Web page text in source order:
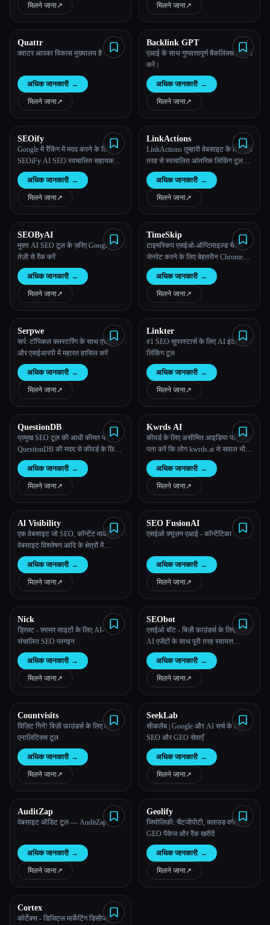
हमारे बारे में
मिलने जाना↗︎ मिलने जाना↗︎
Quattr
क्वाटर आपका विकास मुख्यालय है
अधिक जानकारी →
मिलने जाना↗︎
Backlink GPT
एआई के साथ गुणवत्तापूर्ण बैकलिंक्स उत्पन्न
करें।
अधिक जानकारी →
मिलने जाना↗︎
SEOify
Google में रैंकिंग में मदद करने के लिए
SEOiFy AI SEO स्वचालित सहायक
उपकरण
अधिक जानकारी →
मिलने जाना↗︎
LinkActions
LinkActions तुम्हारी वेबसाइट के लिए पूरी
तरह से स्वचालित आंतरिक लिंकिंग टूल
है।
अधिक जानकारी →
मिलने जाना↗︎
SEOByAI
मुफ़्त AI SEO टूल के ज़रिए Google पर
तेज़ी से रैंक करें
अधिक जानकारी →
मिलने जाना↗︎
TimeSkip
टाइमस्किप एसईओ-ऑप्टिमाइज़्ड चैप्टर
जेनरेट करने के लिए बेहतरीन Chrome
एक्सटेंशन है।
अधिक जानकारी →
मिलने जाना↗︎
Serpwe
सर्प: टॉपिकल क्लस्टरिंग के साथ एसईओ
और एसईआरपी में महारत हासिल करें
अधिक जानकारी →
मिलने जाना↗︎
Linkter
#1 SEO सुपरस्टार्स के लिए AI इंटरनल
लिंकिंग टूल
अधिक जानकारी →
मिलने जाना↗︎
QuestionDB
प्रमुख SEO टूल की आधी कीमत पर
QuestionDB की मदद से कीवर्ड के छिपे
हुए अवसर ढूँढें।
अधिक जानकारी →
मिलने जाना↗︎
Kwrds AI
कीवर्ड के लिए असीमित आइडिया पाएं और
पता करें कि लोग kwrds.ai से सवाल भी
पूछते हैं
अधिक जानकारी →
मिलने जाना↗︎
Al Visibility
एक वेबसाइट जो SEO, कॉन्टेंट मार्केटिंग,
वेबसाइट विश्लेषण आदि के क्षेत्रों में
जानकारी और टूल प्रदान करती है।
अधिक जानकारी →
मिलने जाना↗︎
SEO FusionAI
एसईओ फ़्यूज़न एआई - कॉन्टेंटिका
अधिक जानकारी →
मिलने जाना↗︎
Nick
ड्रिफ़्ट - फ़्रामर साइटों के लिए AI-
संचालित SEO प्लगइन
अधिक जानकारी →
मिलने जाना↗︎
SEObot
एसईओ बॉट - बिज़ी फ़ाउंडर्स के लिए SEO
AI एजेंटों के साथ पूरी तरह स्वायत्त
“एसईओ रोबोट”
अधिक जानकारी →
मिलने जाना↗︎
Countvisits
विज़िट गिनें! बिज़ी फ़ाउंडर्स के लिए वेब
एनालिटिक्स टूल
अधिक जानकारी →
मिलने जाना↗︎
SeekLab
सीकलैब | Google और AI सर्च के लिए
SEO और GEO सेवाएँ
अधिक जानकारी →
मिलने जाना↗︎
AuditZap
वेबसाइट ऑडिट टूल — AuditZap
अधिक जानकारी →
मिलने जाना↗︎
Geolify
जियोलिफ़ी: चैटजीपीटी, क्लाउड वगैरह में
GEO पैकेज और रैंक खरीदें
अधिक जानकारी →
मिलने जाना↗︎
Cortex
कोर्टेक्स - डिजिटल मार्केटिंग डिसीजन